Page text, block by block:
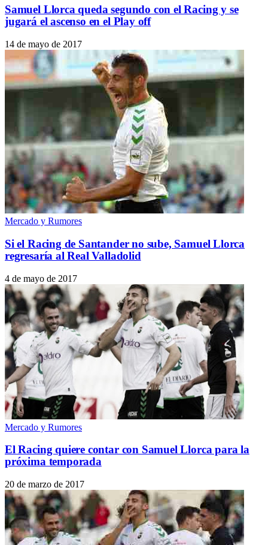
Samuel Llorca queda segundo con el Racing y se
jugará el ascenso en el Play off
14 de mayo de 2017
Mercado y Rumores
Si el Racing de Santander no sube, Samuel Llorca
regresaría al Real Valladolid
4 de mayo de 2017
Mercado y Rumores
El Racing quiere contar con Samuel Llorca para la
próxima temporada
20 de marzo de 2017